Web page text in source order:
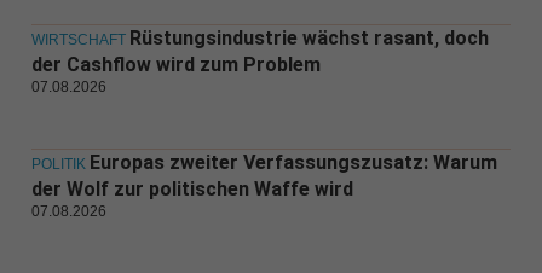
WIRTSCHAFT Rüstungsindustrie wächst rasant, doch
der Cashflow wird zum Problem
07.08.2026
POLITIK Europas zweiter Verfassungszusatz: Warum
der Wolf zur politischen Waffe wird
07.08.2026